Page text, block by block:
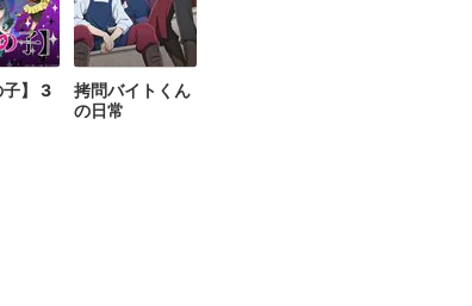
子】 3
拷問バイトくん
の日常